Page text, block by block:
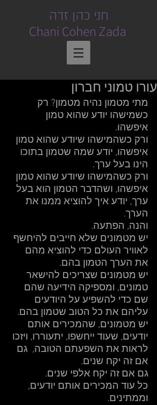
חני כהן זדה
Chani Cohen Zada
עורו טמוני חברון
מתי מטמון נהיה מטמון? רק
כשמישהו יודע שהוא טמון
איפשהו.
ורק כשהמישהו שיודע שהוא טמון
איפשהו, יודע שמה שטמון בתוכו
הינו בעל ערך.
ורק כשהמישהו שיודע שהוא טמון
איפשהו, ושהדבר הטמון הוא בעל
ערך, יודע איך להוציא ממנו את
הערך.
והנה, הפתעה.
יש מטמונים שלא חייבים להיחשף
לאוויר העולם כדי להוציא מהם
את הערך הטמון בהם.
יש מטמונים שצריכים להישאר
טמונים, ומספיקה הידיעה שהם
שם כדי להשפיע על היודעים
עליהם את כל הטוב שטמון בהם.
יש מטמונים, שהמכירים אותם
יודעים, שעוד ייחשפו, יתעוררו, ויזכו
לראות את השפעתם הטובה,  גם
אם זה יקח שנים.
גם אם זה יקח אלפי שנים.
כל עוד המכירים אותם יודעים,
וממתינים.